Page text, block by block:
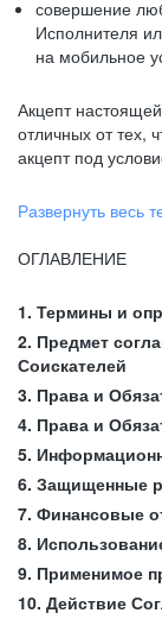
совершение
Исполнителя
на мобильное
Акцепт
отличных от тех,
акцепт под
Развернуть весь
ОГЛАВЛЕНИЕ
1. Термины и
2. Предмет
Соискателей
3. Права и
4. Права и
5.
6. Защищенные
7. Финансовые
8.
9. Применимое
10. Действие